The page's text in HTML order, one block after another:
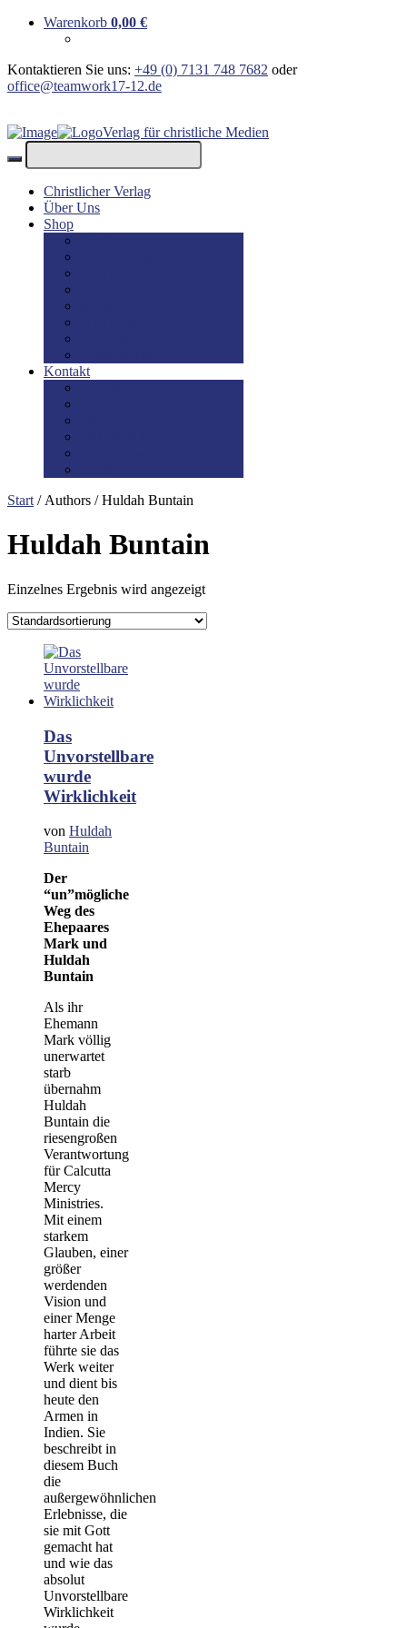
Warenkorb 0,00 €
Kontaktieren Sie uns: +49 (0) 7131 748 7682 oder
office@teamwork17-12.de
Verlag für christliche Medien
Christlicher Verlag
Über Uns
Shop
Kontakt
Start / Authors / Huldah Buntain
Huldah Buntain
Einzelnes Ergebnis wird angezeigt
Das
Unvorstellbare
wurde
Wirklichkeit
von Huldah
Buntain
Der
“un”mögliche
Weg des
Ehepaares
Mark und
Huldah
Buntain
Als ihr
Ehemann
Mark völlig
unerwartet
starb
übernahm
Huldah
Buntain die
riesengroßen
Verantwortung
für Calcutta
Mercy
Ministries.
Mit einem
starkem
Glauben, einer
größer
werdenden
Vision und
einer Menge
harter Arbeit
führte sie das
Werk weiter
und dient bis
heute den
Armen in
Indien. Sie
beschreibt in
diesem Buch
die
außergewöhnlichen
Erlebnisse, die
sie mit Gott
gemacht hat
und wie das
absolut
Unvorstellbare
Wirklichkeit